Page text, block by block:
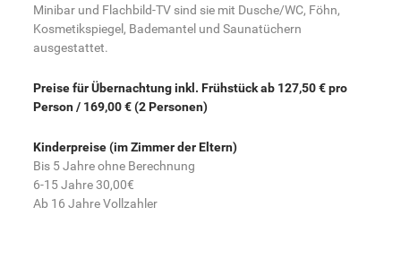
Minibar und Flachbild-TV sind sie mit Dusche/WC, Föhn,
Kosmetikspiegel, Bademantel und Saunatüchern
ausgestattet.
Preise für Übernachtung inkl. Frühstück ab 127,50 € pro
Person / 169,00 € (2 Personen)
Kinderpreise (im Zimmer der Eltern)
Bis 5 Jahre ohne Berechnung
6-15 Jahre 30,00€
Ab 16 Jahre Vollzahler